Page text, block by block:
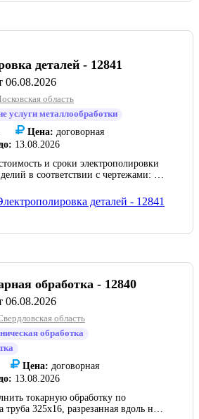
деталей - 12841
06.08.2026
область
услуги металлообработки
Цена: договорная
13.08.2026
и сроки электрополировки
в соответствии с чертежами: 1
Отбойник - 4 шт. 3
Поручень - 4 шт. 4
обработка - 12840
06.08.2026
область
обработка
Цена: договорная
13.08.2026
токарную обработку по
труба 325х16, разрезанная вдоль на